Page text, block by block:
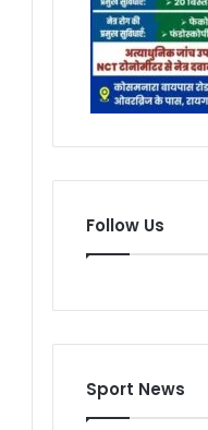
Follow Us
Sport News